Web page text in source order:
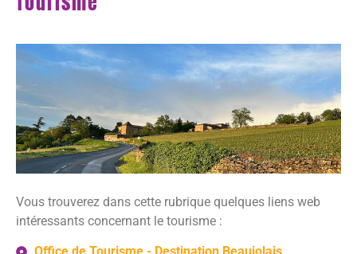
Vous trouverez dans cette rubrique quelques liens web
intéressants concernant le tourisme :